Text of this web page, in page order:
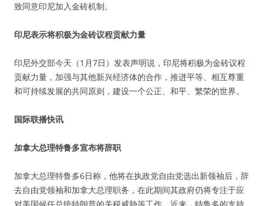
致同意印尼加入金砖机制。
印尼表示将积极为金砖议程贡献力量
印尼外交部今天（1月7日）发表声明说，印尼将积极为金砖议程
贡献力量，加强与其他新兴经济体的合作，推进平等、相互尊重
和可持续发展的共同原则，建设一个公正、和平、繁荣的世界。
国际联播快讯
加拿大总理特鲁多宣布将辞职
加拿大总理特鲁多6日称，他将在执政党自由党选出新领袖后，辞
去自由党领袖和加拿大总理职务，在此期间其政府仍将专注于应